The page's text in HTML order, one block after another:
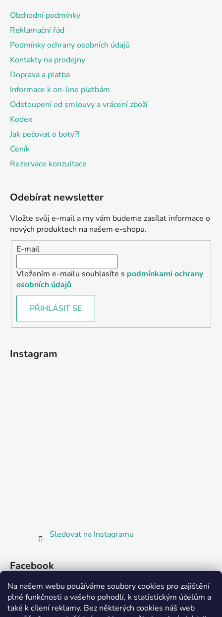
Na našem webu používáme soubory cookies pro zajištění
plné funkčnosti a vašeho pohodlí, k statistickým účelům a
také k cílení reklamy. Bez některých cookies náš web
Obchodní podmínky
Reklamační řád
Podmínky ochrany osobních údajů
Kontakty na prodejny
Doprava a platba
Informace k on-line platbám
Odstoupení od smlouvy a vrácení zboží
Kodex
Jak pečovat o boty?!
Ceník
Rezervace konzultace
Odebírat newsletter
Vložte svůj e-mail a my vám budeme zasílat informace o
nových produktech na našem e-shopu.
E-mail
Vložením e-mailu souhlasíte s podmínkami ochrany
osobních údajů
PŘIHLÁSIT SE
Instagram
Sledovat na Instagramu
Facebook